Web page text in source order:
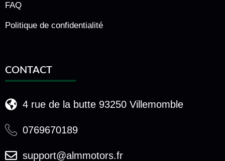
FAQ
Politique de confidentialité
CONTACT
4 rue de la butte 93250 Villemomble
0769670189
support@almmotors.fr